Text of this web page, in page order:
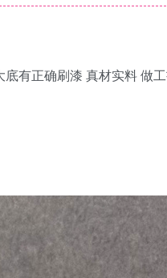
有正确刷漆 真材实料 做